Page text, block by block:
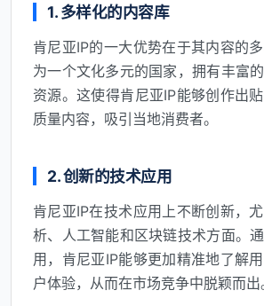
1. 多样化的内容库
肯尼亚IP的一大优势在于其内容的
为一个文化多元的国家，拥有丰富
资源。这使得肯尼亚IP能够创作出
质量内容，吸引当地消费者。
2. 创新的技术应用
肯尼亚IP在技术应用上不断创新，
析、人工智能和区块链技术方面。
用，肯尼亚IP能够更加精准地了解
户体验，从而在市场竞争中脱颖而出